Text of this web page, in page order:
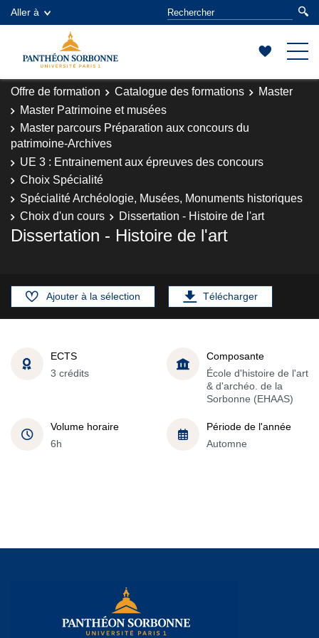
Aller à
Offre de formation Catalogue des formations
Master
Master Patrimoine et musées
Master parcours Préparation aux concours du
patrimoine-Archives
UE 3 : Entrainement aux épreuves des concours
Choix Spécialité
Spécialité Archéologie, Musées, Monuments historiques
Choix d'un cours
Dissertation - Histoire de l'art
Dissertation - Histoire de l'art
Ajouter à la sélection Télécharger
ECTS
3 crédits
Composante
École d'histoire de l'art
& d'archéo. de la
Sorbonne (EHAAS)
Volume horaire
6h
Période de l'année
Automne